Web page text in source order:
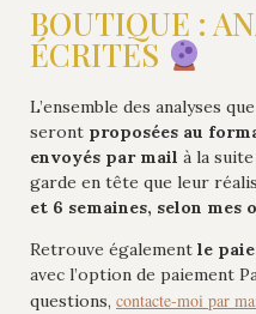
BOUTIQUE :
ÉCRITES
L’ensemble des analyses
seront proposées au
envoyés par mail à la
garde en tête que leur
et 6 semaines, selon mes
Retrouve également le
avec l’option de paiement
questions, contacte-moi par